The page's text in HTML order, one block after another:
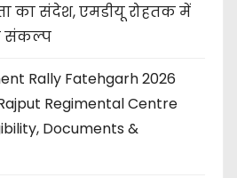
का संदेश, एमडीयू रोहतक में
संकल्प
Rally Fatehgarh 2026
Regimental Centre
Documents &